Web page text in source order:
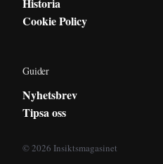
Historia
Cookie Policy
Guider
Nyhetsbrev
Tipsa oss
© 2026 Insiktsmagasinet